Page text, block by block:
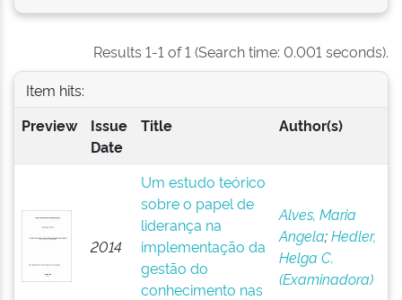
Results 1-1 of 1 (Search time: 0.001 seconds).
Item hits:
Preview
Issue
Date
Title Author(s)
2014
Um estudo teórico
sobre o papel de
liderança na
implementação da
gestão do
conhecimento nas
Alves, Maria
Angela;Hedler,
Helga C.
(Examinadora)